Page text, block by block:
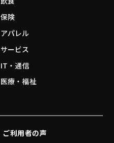
保険
アパレル
サービス
IT・通信
医療・福祉
ご利用者の声